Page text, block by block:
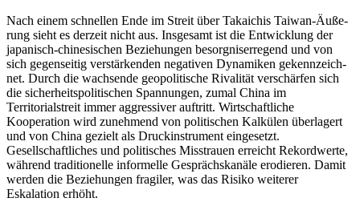
Nach einem schnellen Ende im Streit über Takaichis Taiwan-Äuße­
rung sieht es derzeit nicht aus. Insge­samt ist die Entwicklung der
japanisch-chinesischen Beziehungen besorgnis­erregend und von
sich gegenseitig verstärkenden negativen Dynamiken ge­kenn­zeich­
net. Durch die wachsende geo­poli­ti­sche Rivalität verschärfen sich
die sicherheits­politischen Spannungen, zumal China im
Territorialstreit immer aggressiver auf­tritt. Wirtschaft­liche
Kooperation wird zunehmend von politischen Kalkülen über­lagert
und von China gezielt als Druck­instrument eingesetzt.
Gesellschaftliches und politisches Misstrauen erreicht Rekord­werte,
wäh­rend traditionelle informelle Gesprächs­kanäle erodieren. Damit
werden die Beziehungen fragiler, was das Risiko weiterer
Eskalation erhöht.